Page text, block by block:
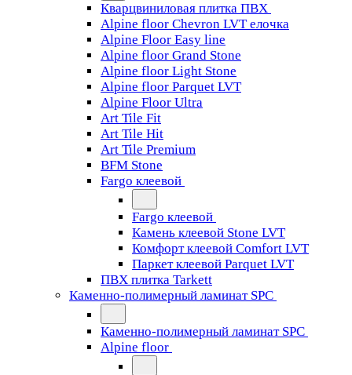
Кварцвиниловая плитка ПВХ
Alpine floor Chevron LVT елочка
Alpine Floor Easy line
Alpine floor Grand Stone
Alpine floor Light Stone
Alpine floor Parquet LVT
Alpine Floor Ultra
Art Tile Fit
Art Tile Hit
Art Tile Premium
BFM Stone
Fargo клеевой
Fargo клеевой
Камень клеевой Stone LVT
Комфорт клеевой Comfort LVT
Паркет клеевой Parquet LVT
ПВХ плитка Tarkett
Каменно-полимерный ламинат SPC
Каменно-полимерный ламинат SPC
Alpine floor